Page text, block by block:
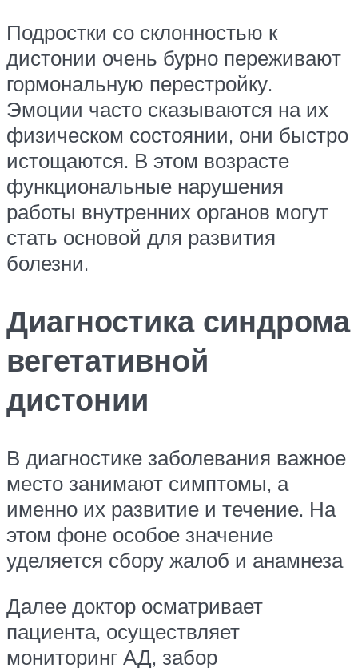
Подростки со склонностью к
дистонии очень бурно переживают
гормональную перестройку.
Эмоции часто сказываются на их
физическом состоянии, они быстро
истощаются. В этом возрасте
функциональные нарушения
работы внутренних органов могут
стать основой для развития
болезни.
Диагностика синдрома
вегетативной
дистонии
В диагностике заболевания важное
место занимают симптомы, а
именно их развитие и течение. На
этом фоне особое значение
уделяется сбору жалоб и анамнеза
Далее доктор осматривает
пациента, осуществляет
мониторинг АД, забор